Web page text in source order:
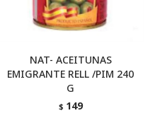
NAT- ACEITUNAS
EMIGRANTE RELL /PIM 240
G
$ 149